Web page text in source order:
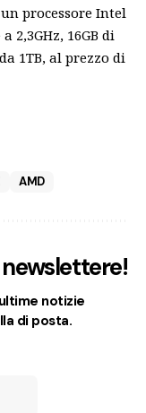
processore Intel
2,3GHz, 16GB di
1TB, al prezzo di
AMD
notizie
di posta.